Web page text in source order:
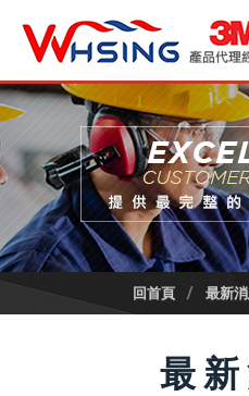
回首頁 最新
最